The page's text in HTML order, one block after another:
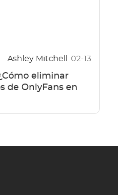
Ashley Mitchell 02-13
eliminar
de OnlyFans en